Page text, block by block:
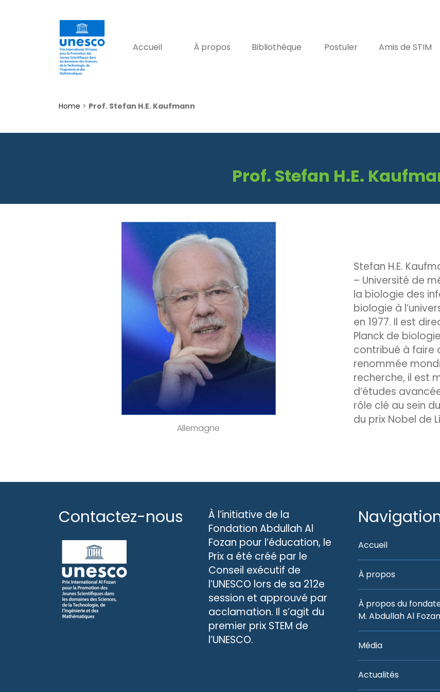
Accueil À propos Bibliothèque Postuler
Amis de STIM
Home > Prof. Stefan H.E. Kaufmann
Prof. Stefan H.E.
Allemagne
Stefan H.E.
– Université de
la biologie des
biologie à
en 1977. Il est
Planck de
contribué à faire
renommée
recherche, il est
d’études
rôle clé au sein
du prix Nobel de
Contactez-nous
À l’initiative de la
Fondation Abdullah Al
Fozan pour l’éducation, le
Prix a été créé par le
Conseil exécutif de
l’UNESCO lors de sa 212e
session et approuvé par
acclamation. Il s’agit du
premier prix STEM de
l’UNESCO.
Accueil
À propos
À propos du
M. Abdullah Al Fozan
Média
Actualités